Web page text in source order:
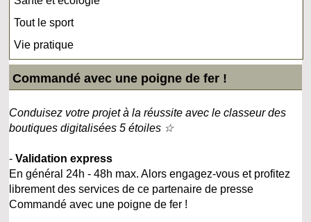
Tout le sport
Vie pratique
Commandé avec une poigne de fer !
Conduisez votre projet à la réussite avec le classeur des
boutiques digitalisées 5 étoiles ☆
-Validation express
En général 24h - 48h max. Alors engagez-vous et profitez
librement des services de ce partenaire de presse
Commandé avec une poigne de fer !